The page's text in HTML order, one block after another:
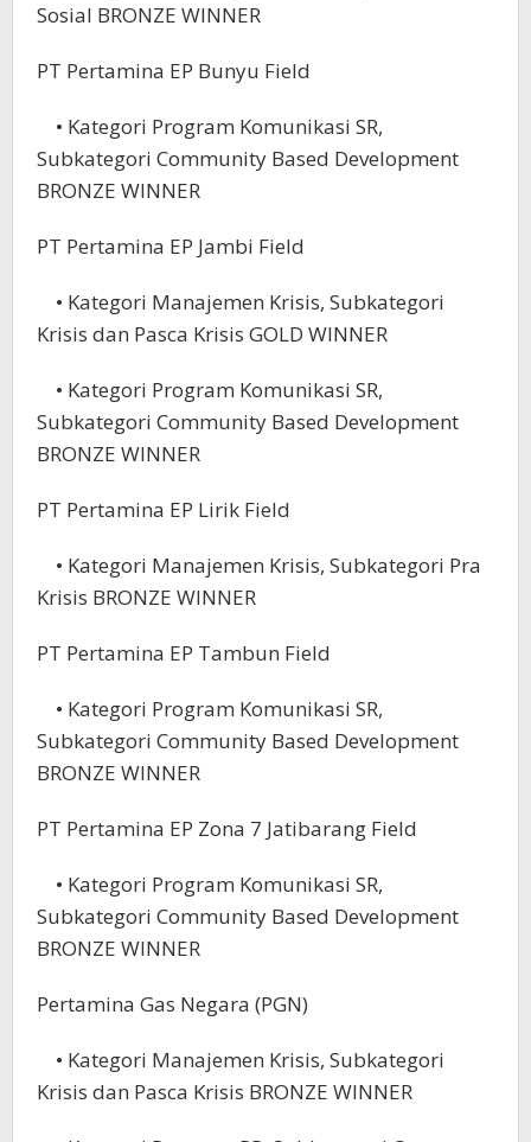
Sosial BRONZE WINNER
PT Pertamina EP Bunyu Field
• Kategori Program Komunikasi SR,
Subkategori Community Based Development
BRONZE WINNER
PT Pertamina EP Jambi Field
• Kategori Manajemen Krisis, Subkategori
Krisis dan Pasca Krisis GOLD WINNER
• Kategori Program Komunikasi SR,
Subkategori Community Based Development
BRONZE WINNER
PT Pertamina EP Lirik Field
• Kategori Manajemen Krisis, Subkategori Pra
Krisis BRONZE WINNER
PT Pertamina EP Tambun Field
• Kategori Program Komunikasi SR,
Subkategori Community Based Development
BRONZE WINNER
PT Pertamina EP Zona 7 Jatibarang Field
• Kategori Program Komunikasi SR,
Subkategori Community Based Development
BRONZE WINNER
Pertamina Gas Negara (PGN)
• Kategori Manajemen Krisis, Subkategori
Krisis dan Pasca Krisis BRONZE WINNER